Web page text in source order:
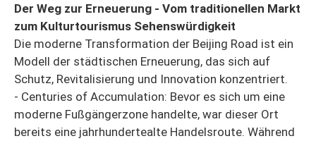
Der Weg zur Erneuerung - Vom traditionellen Markt
zum Kulturtourismus Sehenswürdigkeit
Die moderne Transformation der Beijing Road ist ein
Modell der städtischen Erneuerung, das sich auf
Schutz, Revitalisierung und Innovation konzentriert.
- Centuries of Accumulation: Bevor es sich um eine
moderne Fußgängerzone handelte, war dieser Ort
bereits eine jahrhundertealte Handelsroute. Während